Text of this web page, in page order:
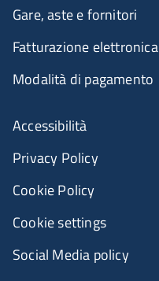
Gare, aste e fornitori
Fatturazione elettronica
Modalità di pagamento
Accessibilità
Privacy Policy
Cookie Policy
Cookie settings
Social Media policy